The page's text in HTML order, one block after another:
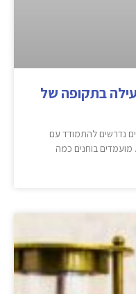
בתקופה של
נדרשים להתמודד עם
מועמדים בוחנים כמה